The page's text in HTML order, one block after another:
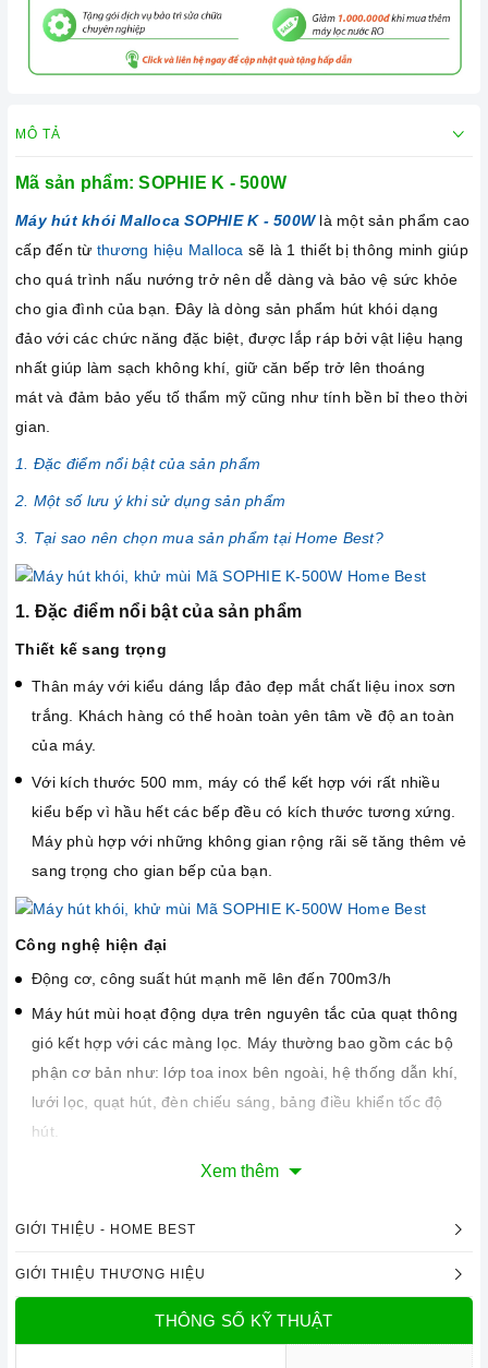
MÔ TẢ
Mã sản phẩm:SOPHIE K - 500W
Máy hút khói Malloca SOPHIE K - 500Wlà một sản phẩm cao
cấp đến từ thương hiệu Malloca sẽ là 1 thiết bị thông minh giúp
cho quá trình nấu nướng trở nên dễ dàng và bảo vệ sức khỏe
cho gia đình của bạn. Đây là dòng sản phẩm hút khói dạng
đảo với các chức năng đặc biệt, được lắp ráp bởi vật liệu hạng
nhất giúp làm sạch không khí, giữ căn bếp trở lên thoáng
mát và đảm bảo yếu tố thẩm mỹ cũng như tính bền bỉ theo thời
gian.
1. Đặc điểm nổi bật của sản phẩm
2. Một số lưu ý khi sử dụng sản phẩm
3. Tại sao nên chọn mua sản phẩm tại Home Best?
1. Đặc điểm nổi bật của sản phẩm
Thiết kế sang trọng
Thân máy với kiểu dáng lắp đảo đẹp mắt chất liệu inox sơn
trắng. Khách hàng có thể hoàn toàn yên tâm về độ an toàn
của máy.
Với kích thước 500 mm, máy có thể kết hợp với rất nhiều
kiểu bếp vì hầu hết các bếp đều có kích thước tương xứng.
Máy phù hợp với những không gian rộng rãi sẽ tăng thêm vẻ
sang trọng cho gian bếp của bạn.
Công nghệ hiện đại
Động cơ, công suất hút mạnh mẽ lên đến 700m3/h
Máy hút mùi hoạt động dựa trên nguyên tắc của quạt thông
gió kết hợp với các màng lọc. Máy thường bao gồm các bộ
phận cơ bản như: lớp toa inox bên ngoài, hệ thống dẫn khí,
lưới lọc, quạt hút, đèn chiếu sáng, bảng điều khiển tốc độ
hút.
Hệ thống đèn chiếu sáng LED 4 x 1W có tác dụng chiếu sáng
Chức năng an toàn
phòng bếp luôn sạch sẽ.
Độ ồn tối đa của máy ở mức thấp rất êm không ảnh hưởng
đến sinh hoạt gia đình bạn. Tổng điện năng tiêu thu điện của
Xem thêm
GIỚI THIỆU - HOME BEST
GIỚI THIỆU THƯƠNG HIỆU
THÔNG SỐ KỸ THUẬT